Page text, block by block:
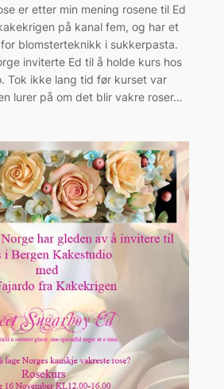
er etter min mening rosene til Ed
på kanal fem, og har et
blomsterteknikk i sukkerpasta.
inviterte Ed til å holde kurs hos
Tok ikke lang tid før kurset var
lurer på om det blir vakre roser…